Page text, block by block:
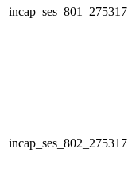
incap_ses_801_275317
incap_ses_802_275317